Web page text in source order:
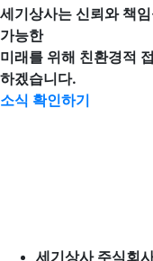
세기상사는 신뢰와 책
가능한
미래를 위해 친환경적
하겠습니다.
소식 확인하기
세기상사 주식회